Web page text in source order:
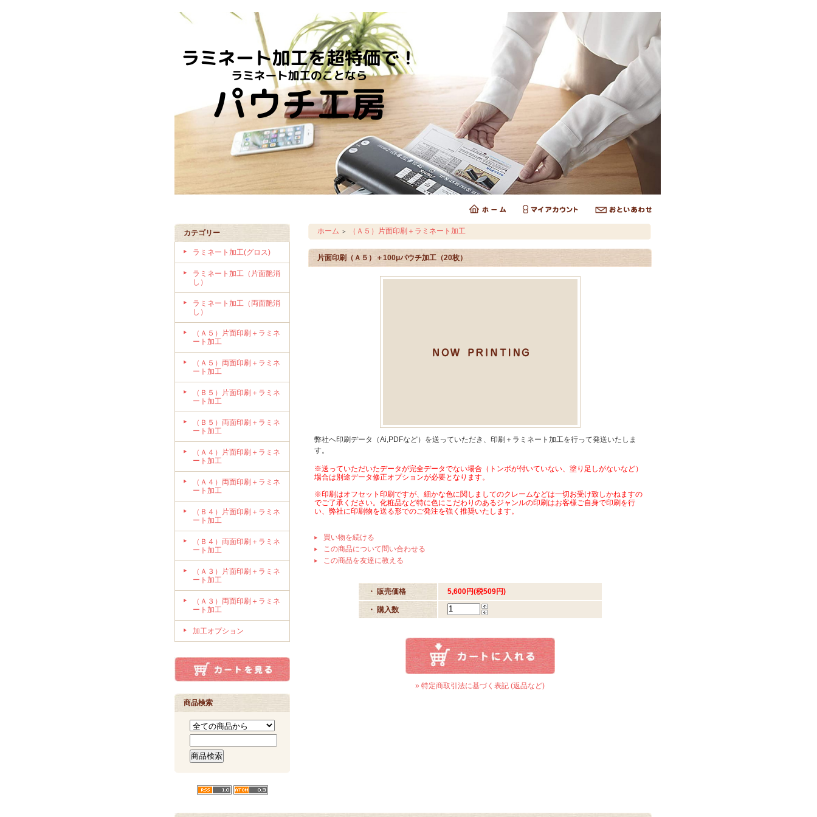
カテゴリー
ラミネート加工(グロス)
ラミネート加工（片面艶消
し）
ラミネート加工（両面艶消
し）
（Ａ５）片面印刷＋ラミネ
ート加工
（Ａ５）両面印刷＋ラミネ
ート加工
（Ｂ５）片面印刷＋ラミネ
ート加工
（Ｂ５）両面印刷＋ラミネ
ート加工
（Ａ４）片面印刷＋ラミネ
ート加工
（Ａ４）両面印刷＋ラミネ
ート加工
（Ｂ４）片面印刷＋ラミネ
ート加工
（Ｂ４）両面印刷＋ラミネ
ート加工
（Ａ３）片面印刷＋ラミネ
ート加工
（Ａ３）両面印刷＋ラミネ
ート加工
加工オプション
商品検索
ホーム ＞ （Ａ５）片面印刷＋ラミネート加工
片面印刷（Ａ５）＋100μパウチ加工（20枚）
弊社へ印刷データ（Ai,PDFなど）を送っていただき、印刷＋ラミネート加工を行って発送いたしま
す。
※送っていただいたデータが完全データでない場合（トンボが付いていない、塗り足しがないなど）
場合は別途データ修正オプションが必要となります。
※印刷はオフセット印刷ですが、細かな色に関しましてのクレームなどは一切お受け致しかねますの
でご了承ください。化粧品など特に色にこだわりのあるジャンルの印刷はお客様ご自身で印刷を行
い、弊社に印刷物を送る形でのご発注を強く推奨いたします。
買い物を続ける
この商品について問い合わせる
この商品を友達に教える
・ 販売価格 5,600円(税509円)
・ 購入数
» 特定商取引法に基づく表記 (返品など)